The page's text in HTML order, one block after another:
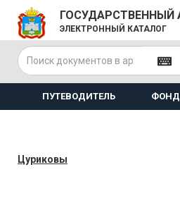
ГОСУДАРСТВЕННЫЙ
ЭЛЕКТРОННЫЙ КАТАЛОГ
ПУТЕВОДИТЕЛЬ
Цуриковы